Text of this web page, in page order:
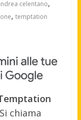
celentano,
, temptation
chiama